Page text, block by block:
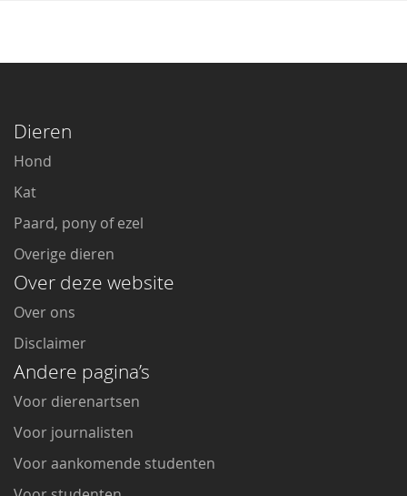
Dieren
Hond
Kat
Paard, pony of ezel
Overige dieren
Over deze website
Over ons
Disclaimer
Andere pagina’s
Voor dierenartsen
Voor journalisten
Voor aankomende studenten